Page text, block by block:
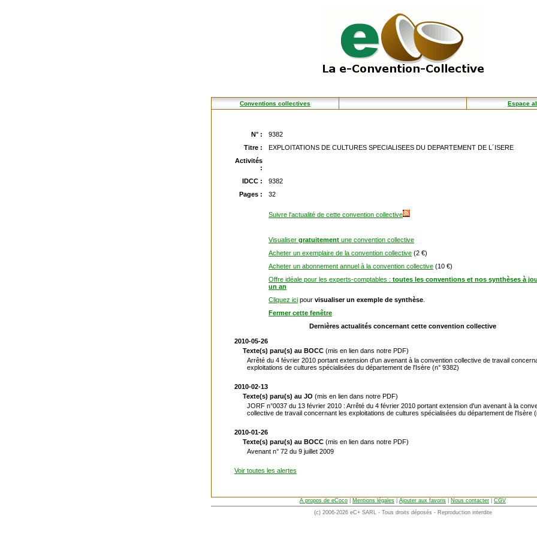
Conventions collectives Espace
N° :
9382
Titre :
EXPLOITATIONS DE CULTURES SPECIALISEES DU DEPARTEMENT DE L´ISERE
Activités
:
IDCC :
9382
Pages :
32
Suivre l'actualité de cette convention collective
Visualiser gratuitement une convention collective
Acheter un exemplaire de la convention collective (2 €)
Acheter un abonnement annuel à la convention collective (10 €)
Offre idéale pour les experts-comptables : toutes les conventions et nos synthèses à
un an
Cliquez ici pour visualiser un exemple de synthèse
Fermer cette fenêtre
Dernières actualités concernant cette convention collective
2010-05-26
Texte(s) paru(s) au BOCC (mis en lien dans notre PDF)
Arrêté du 4 février 2010 portant extension d'un avenant à la convention collective de travail
exploitations de cultures spécialisées du département de l'Isère (n° 9382)
2010-02-13
Texte(s) paru(s) au JO (mis en lien dans notre PDF)
JORF n°0037 du 13 février 2010 : Arrêté du 4 février 2010 portant extension d'un avenant à la
collective de travail concernant les exploitations de cultures spécialisées du département de l'Isère
2010-01-26
Texte(s) paru(s) au BOCC (mis en lien dans notre PDF)
Avenant n° 72 du 9 juillet 2009
Voir toutes les alertes
A propos de eCoco Mentions légales Ajouter aux favoris Nous contacter
CGV
(c) 2006-2026 eC+ SARL - Tous droits déposés - Reproduction interdite